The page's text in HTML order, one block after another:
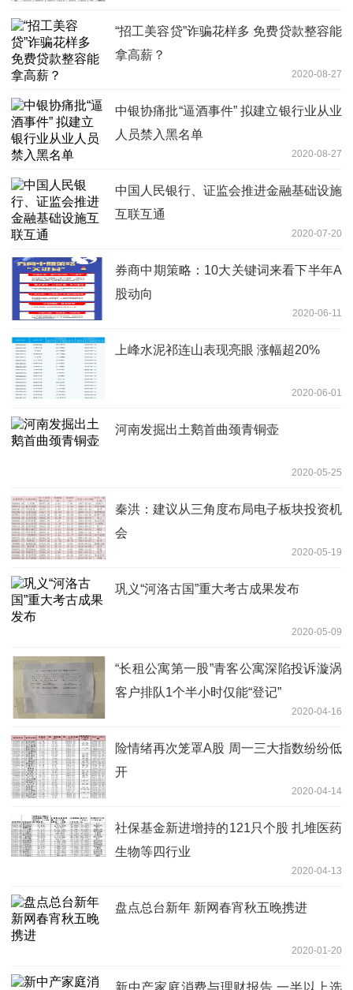
“招工美容贷”诈骗花样多 免费贷款整容能
拿高薪？
2020-08-27
中银协痛批“逼酒事件” 拟建立银行业从业
人员禁入黑名单
2020-08-27
中国人民银行、证监会推进金融基础设施
互联互通
2020-07-20
券商中期策略：10大关键词来看下半年A
股动向
2020-06-11
上峰水泥祁连山表现亮眼 涨幅超20%
2020-06-01
河南发掘出土鹅首曲颈青铜壶
2020-05-25
秦洪：建议从三角度布局电子板块投资机
会
2020-05-19
巩义“河洛古国”重大考古成果发布
2020-05-09
“长租公寓第一股”青客公寓深陷投诉漩涡
客户排队1个半小时仅能“登记”
2020-04-16
险情绪再次笼罩A股 周一三大指数纷纷低
开
2020-04-14
社保基金新进增持的121只个股 扎堆医药
生物等四行业
2020-04-13
盘点总台新年 新网春宵秋五晚携进
2020-01-20
新中产家庭消费与理财报告 一半以上选